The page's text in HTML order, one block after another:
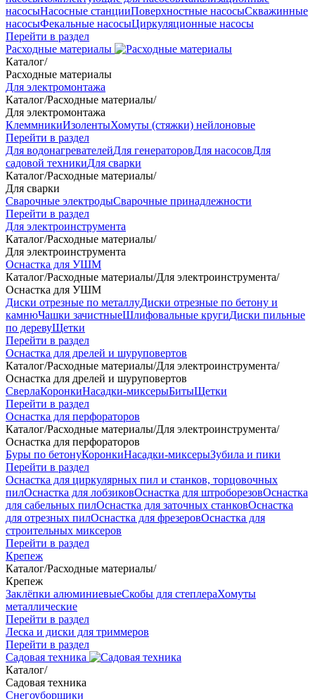
насосыНасосные станцииПоверхностные насосыСкважинные
насосыФекальные насосыЦиркуляционные насосы
Перейти в раздел
Расходные материалы
Каталог/
Расходные материалы
Для электромонтажа
Каталог/Расходные материалы/
Для электромонтажа
КлеммникиИзолентыХомуты (стяжки) нейлоновые
Перейти в раздел
Для водонагревателейДля генераторовДля насосовДля
садовой техникиДля сварки
Каталог/Расходные материалы/
Для сварки
Сварочные электродыСварочные принадлежности
Перейти в раздел
Для электроинструмента
Каталог/Расходные материалы/
Для электроинструмента
Оснастка для УШМ
Каталог/Расходные материалы/Для электроинструмента/
Оснастка для УШМ
Диски отрезные по металлуДиски отрезные по бетону и
камнюЧашки зачистныеШлифовальные кругиДиски пильные
по деревуЩетки
Перейти в раздел
Оснастка для дрелей и шуруповертов
Каталог/Расходные материалы/Для электроинструмента/
Оснастка для дрелей и шуруповертов
СверлаКоронкиНасадки-миксерыБитыЩетки
Перейти в раздел
Оснастка для перфораторов
Каталог/Расходные материалы/Для электроинструмента/
Оснастка для перфораторов
Буры по бетонуКоронкиНасадки-миксерыЗубила и пики
Перейти в раздел
Оснастка для циркулярных пил и станков, торцовочных
пилОснастка для лобзиковОснастка для штроборезовОснастка
для сабельных пилОснастка для заточных станковОснастка
для отрезных пилОснастка для фрезеровОснастка для
строительных миксеров
Перейти в раздел
Крепеж
Каталог/Расходные материалы/
Крепеж
Заклёпки алюминиевыеСкобы для степлераХомуты
металлические
Перейти в раздел
Леска и диски для триммеров
Перейти в раздел
Садовая техника
Каталог/
Садовая техника
Снегоуборщики